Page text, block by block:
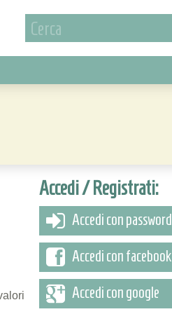
Accedi / Registrati:
Accedi con password
Accedi con facebook
Accedi con google